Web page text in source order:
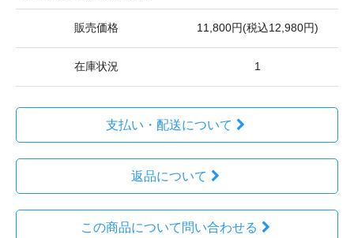
販売価格 11,800円(税込12,980円)
在庫状況 1
支払い・配送について
返品について
この商品について問い合わせる